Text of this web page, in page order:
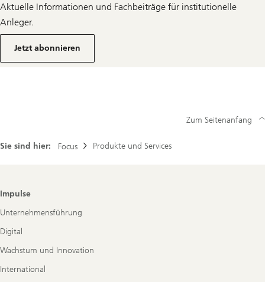
Aktuelle Informationen und Fachbeiträge für institutionelle
Anleger.
Jetzt abonnieren
Über
Newsletter
Sie sind hier: Focus Produkte und Services
Zum Seitenanfang
Footer
Navigation
Impulse
Unternehmensführung
Digital
Wachstum und Innovation
International